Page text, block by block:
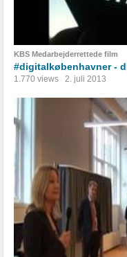
KBS Medarbejderrettede film
#digitalkøbenhavner -
1.770 views 2. juli 2013